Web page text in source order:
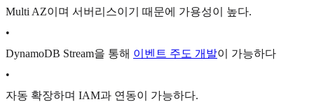
Multi AZ이며 서버리스이기 때문에 가용성이 높다.
•
DynamoDB Stream을 통해 이벤트 주도 개발이 가능하다
•
자동 확장하며 IAM과 연동이 가능하다.